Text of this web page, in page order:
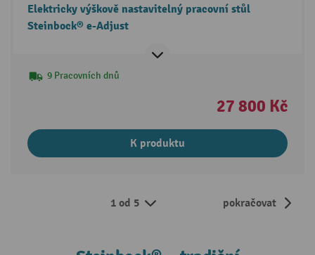
Elektricky výškově nastavitelný pracovní stůl
Steinbock® e-Adjust
9 Pracovních dnů
27 800 Kč
K produktu
1 od 5 pokračovat